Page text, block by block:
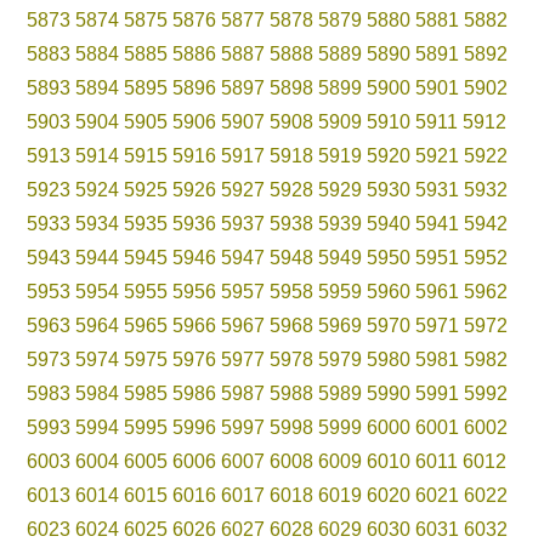
5873 5874 5875 5876 5877 5878 5879 5880 5881 5882
5883 5884 5885 5886 5887 5888 5889 5890 5891 5892
5893 5894 5895 5896 5897 5898 5899 5900 5901 5902
5903 5904 5905 5906 5907 5908 5909 5910 5911 5912
5913 5914 5915 5916 5917 5918 5919 5920 5921 5922
5923 5924 5925 5926 5927 5928 5929 5930 5931 5932
5933 5934 5935 5936 5937 5938 5939 5940 5941 5942
5943 5944 5945 5946 5947 5948 5949 5950 5951 5952
5953 5954 5955 5956 5957 5958 5959 5960 5961 5962
5963 5964 5965 5966 5967 5968 5969 5970 5971 5972
5973 5974 5975 5976 5977 5978 5979 5980 5981 5982
5983 5984 5985 5986 5987 5988 5989 5990 5991 5992
5993 5994 5995 5996 5997 5998 5999 6000 6001 6002
6003 6004 6005 6006 6007 6008 6009 6010 6011 6012
6013 6014 6015 6016 6017 6018 6019 6020 6021 6022
6023 6024 6025 6026 6027 6028 6029 6030 6031 6032